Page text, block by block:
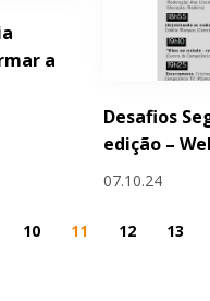
a
Desafios
edição –
07.10.24
10 11 12 13